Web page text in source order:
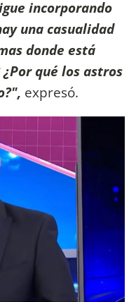
incorporando
una casualidad
donde está
qué los astros
expresó.